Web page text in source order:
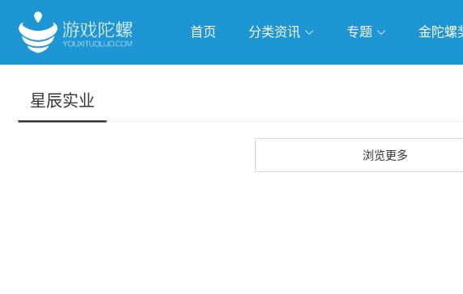
首页 分类资讯 专题 金陀螺
星辰实业
浏览更多